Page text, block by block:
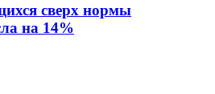
сверх нормы
на 14%